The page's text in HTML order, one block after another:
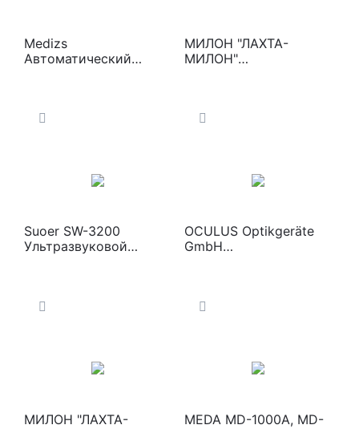
Medizs
Автоматический
МИЛОН "ЛАХТА-
МИЛОН"
коагуляции
Suoer SW-3200
Ультразвуковой
OCULUS Optikgeräte
GmbH
пахиметрии PARK 1
МИЛОН "ЛАХТА-
MEDA MD-1000A, MD-